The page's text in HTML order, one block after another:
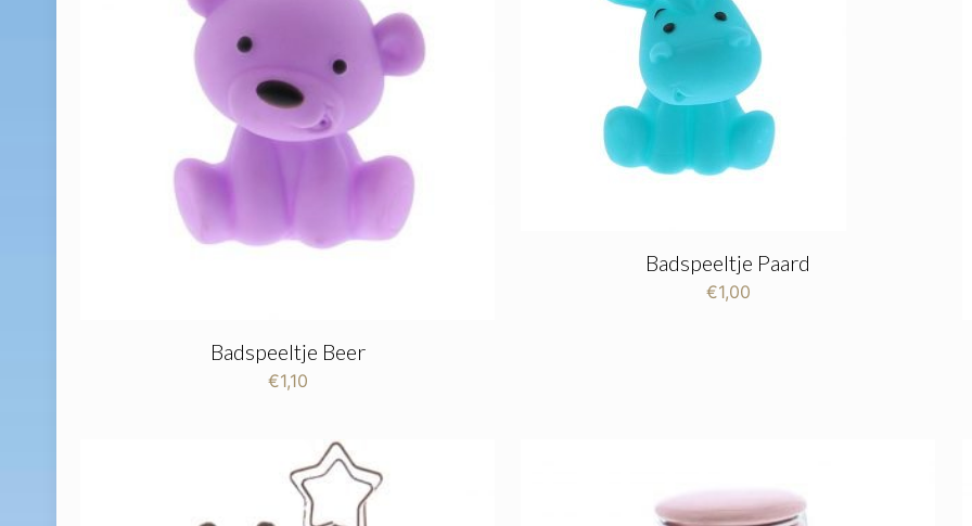
Badspeeltje Beer
€1,10
Badspeeltje Paard
€1,00